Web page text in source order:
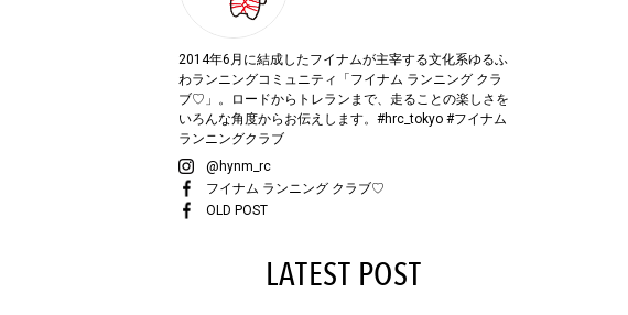
2014年6月に結成したフイナムが主宰する文化系ゆるふ
わランニングコミュニティ「フイナム ランニング クラ
ブ♡」。ロードからトレランまで、走ることの楽しさを
いろんな角度からお伝えします。#hrc_tokyo #フイナム
ランニングクラブ
@hynm_rc
フイナム ランニング クラブ♡
OLD POST
LATEST POST